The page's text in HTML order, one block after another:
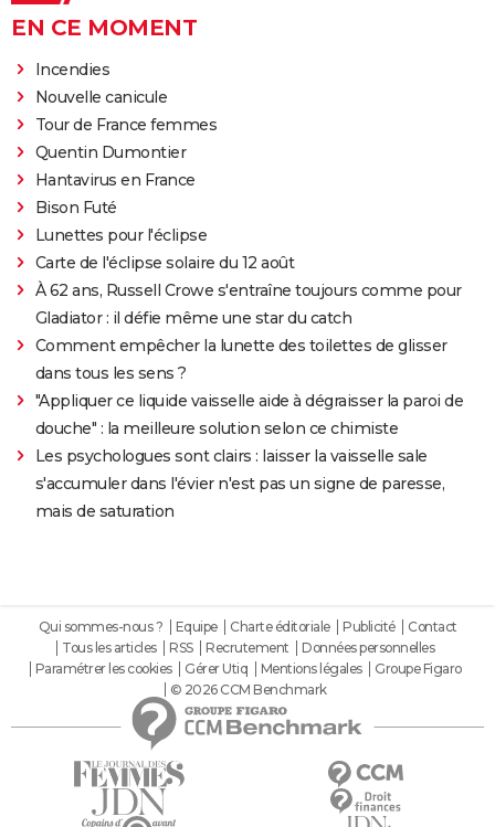
EN CE MOMENT
Incendies
Nouvelle canicule
Tour de France femmes
Quentin Dumontier
Hantavirus en France
Bison Futé
Lunettes pour l'éclipse
Carte de l'éclipse solaire du 12 août
À 62 ans, Russell Crowe s'entraîne toujours comme pour
Gladiator : il défie même une star du catch
Comment empêcher la lunette des toilettes de glisser
dans tous les sens ?
"Appliquer ce liquide vaisselle aide à dégraisser la paroi de
douche" : la meilleure solution selon ce chimiste
Les psychologues sont clairs : laisser la vaisselle sale
s'accumuler dans l'évier n'est pas un signe de paresse,
mais de saturation
Qui sommes-nous ? Equipe Charte éditoriale Publicité
Contact
Tous les articles
RSS Recrutement
Données personnelles
Paramétrer les cookies
Gérer Utiq Mentions légales
Groupe Figaro
© 2026 CCM Benchmark